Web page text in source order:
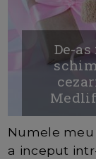
De-
Numele meu
a inceput